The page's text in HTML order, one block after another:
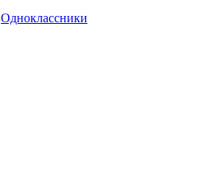
Одноклассники